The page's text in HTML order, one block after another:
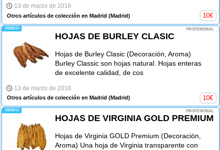
13 de marzo de 2018
Otros artículos de colección en Madrid (Madrid) 10€
-VENDO- PROFESIONAL
HOJAS DE BURLEY CLASIC
Hojas de Burley Clasic (Decoración, Aroma)
Burley Classic son hojas natural. Hojas enteras
de excelente calidad, de cos
13 de marzo de 2018
Otros artículos de colección en Madrid (Madrid) 10€
-VENDO- PROFESIONAL
HOJAS DE VIRGINIA GOLD PREMIUM
Hojas de Virginia GOLD Premium (Decoración,
Aroma) Una hoja de Virginia transparente con